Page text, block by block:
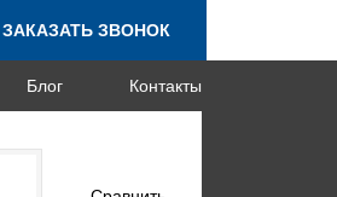
ЗАКАЗАТЬ ЗВОНОК
Блог Контакты